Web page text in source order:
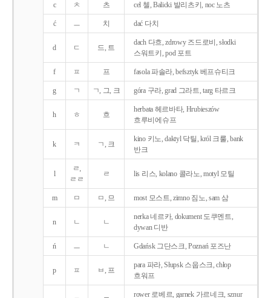
c ㅊ 츠 cel 첼, Balicki 발리츠키, noc 노츠
ć ㅡ 치 dać 다치
d ㄷ 드, 트
dach 다흐, zdrowy 즈드로비, słodki
스워트키, pod 포트
f ㅍ 프 fasola 파솔라, befsztyk 베프슈티크
g ㄱ ㄱ, 그, 크 góra 구라, grad 그라트, targ 타르크
h ㅎ 흐
herbata 헤르바타, Hrubieszów
흐루비에슈프
k ㅋ ㄱ, 크
kino 키노, daktyl 닥틸, król 크룰, bank
반크
l
ㄹ,
ㄹㄹ
ㄹ lis 리스, kolano 콜라노, motyl 모틸
m ㅁ ㅁ, 므 most 모스트, zimno 짐노, sam 삼
n ㄴ ㄴ
nerka 네르카, dokument 도쿠멘트,
dywan 디반
ń ㅡ ㄴ Gdańsk 그단스크, Poznań 포즈난
p ㅍ ㅂ, 프
para 파라, Słupsk 스웁스크, chłop
흐워프
rower 로베르, garnek 가르네크, sznur